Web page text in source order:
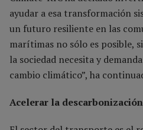
ayudar a esa transformación
un futuro resiliente en las
marítimas no sólo es posible,
la sociedad necesita y
cambio climático”, ha
Acelerar la